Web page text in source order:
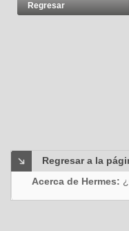
Regresar
Regresar a la
Acerca de Hermes: